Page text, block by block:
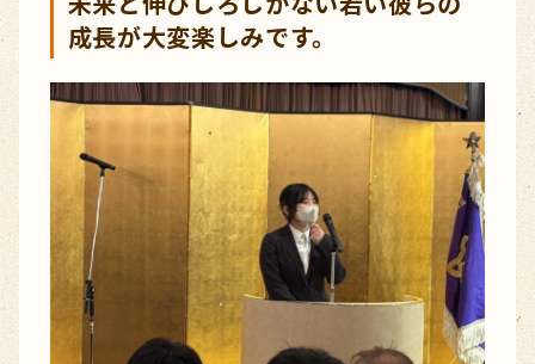
成長が大変楽しみです。